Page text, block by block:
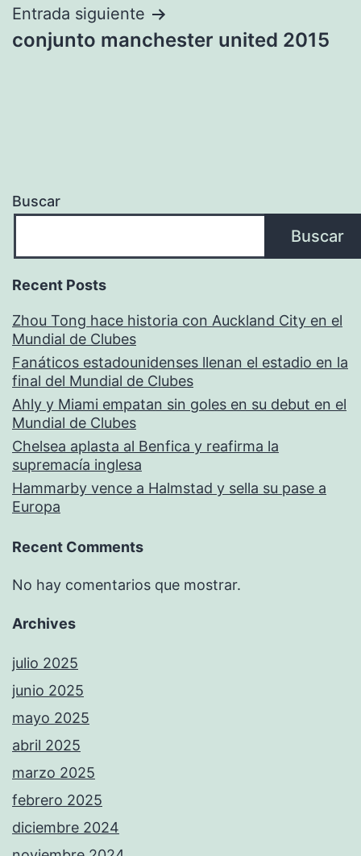
entradas
Entrada siguiente
conjunto manchester united 2015
Buscar
Buscar
Recent Posts
Zhou Tong hace historia con Auckland City en el
Mundial de Clubes
Fanáticos estadounidenses llenan el estadio en la
final del Mundial de Clubes
Ahly y Miami empatan sin goles en su debut en el
Mundial de Clubes
Chelsea aplasta al Benfica y reafirma la
supremacía inglesa
Hammarby vence a Halmstad y sella su pase a
Europa
Recent Comments
No hay comentarios que mostrar.
Archives
julio 2025
junio 2025
mayo 2025
abril 2025
marzo 2025
febrero 2025
diciembre 2024